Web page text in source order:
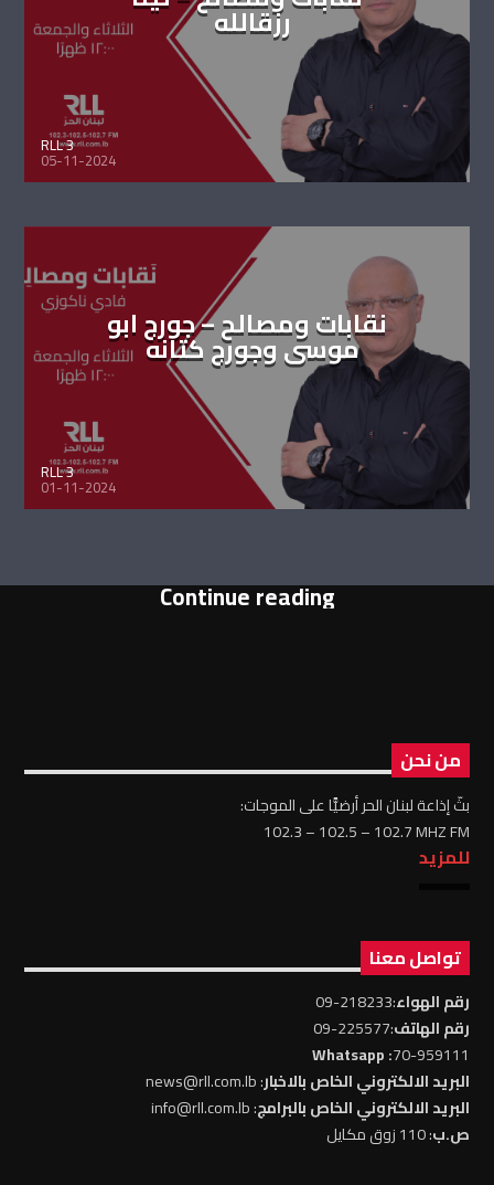
رزقالله
RLL 3
05-11-2024
نقابات ومصالح – جورج ابو
موسى وجورج كتانه
RLL 3
01-11-2024
Continue reading
من نحن
بثّ إذاعة لبنان الحر أرضيًّا على الموجات:
102.3 – 102.5 – 102.7 MHZ FM
للمزيد
تواصل معنا
رقم الهواء:218233-09
رقم الهاتف:225577-09
70-959111
: Whatsapp
البريد الالكتروني الخاص بالاخبار: news@rll.com.lb
البريد الالكتروني الخاص بالبرامج: info@rll.com.lb
ص.ب: 110 زوق مكايل